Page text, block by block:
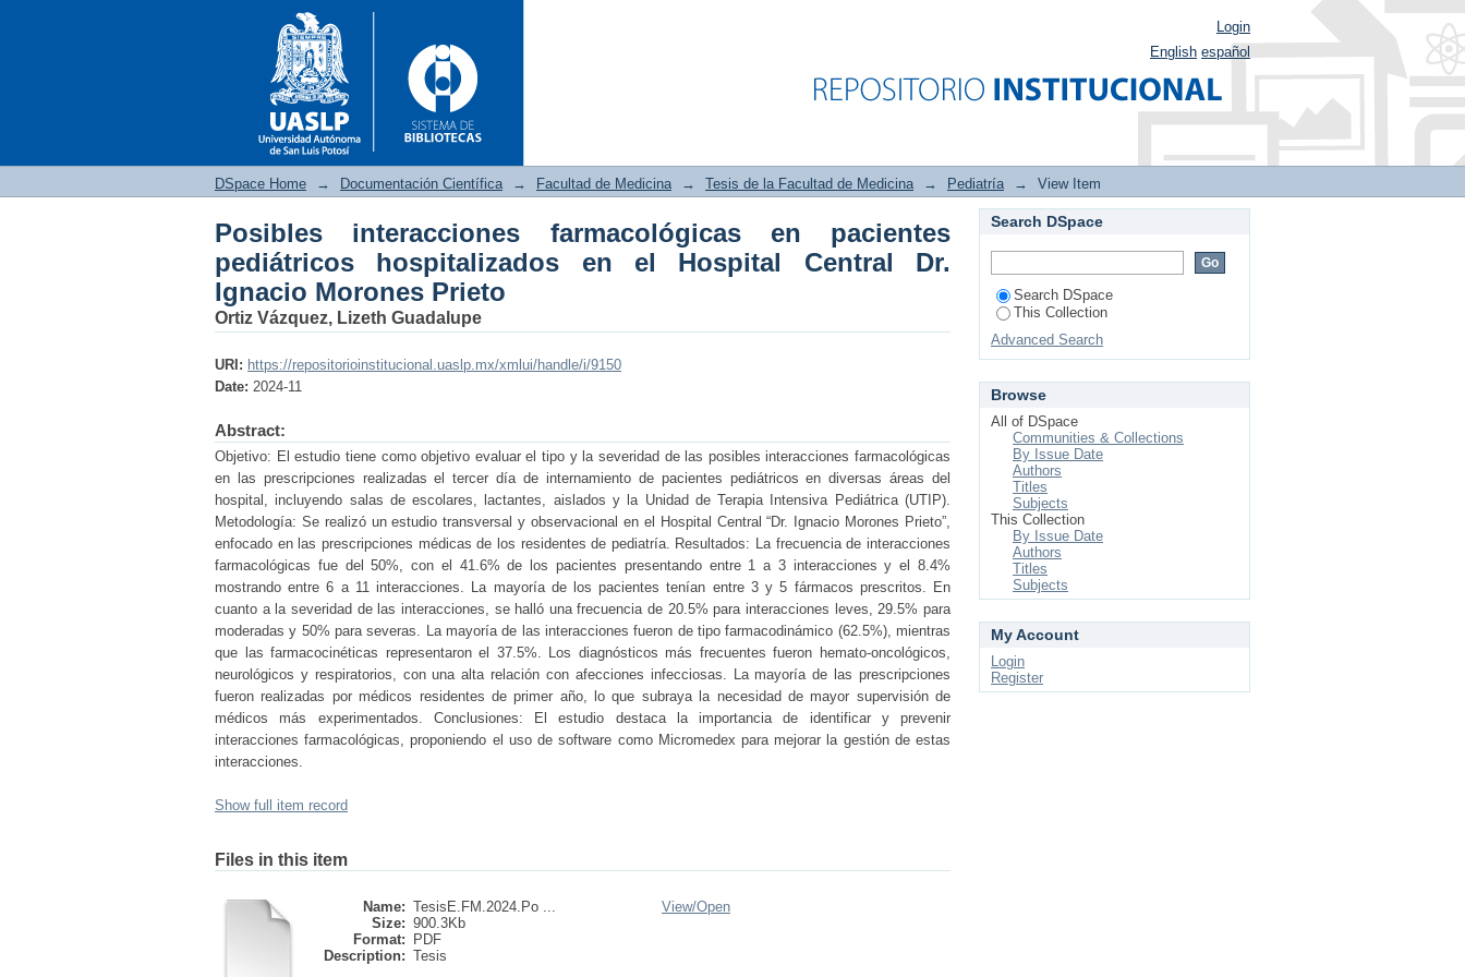
Posibles interacciones farmacológicas en pacientes pediátricos hospitalizados en
el Hospital Central Dr. Ignacio Morones Prieto
Login
English español
DSpace Home → Documentación Científica → Facultad de Medicina → Tesis de la Facultad de Medicina → Pediatría → View Item
Posibles interacciones farmacológicas en pacientes
pediátricos hospitalizados en el Hospital Central Dr.
Ignacio Morones Prieto
Ortiz Vázquez, Lizeth Guadalupe
URI: https://repositorioinstitucional.uaslp.mx/xmlui/handle/i/9150
Date: 2024-11
Abstract:
Objetivo: El estudio tiene como objetivo evaluar el tipo y la severidad de las posibles interacciones farmacológicas
en las prescripciones realizadas el tercer día de internamiento de pacientes pediátricos en diversas áreas del
hospital, incluyendo salas de escolares, lactantes, aislados y la Unidad de Terapia Intensiva Pediátrica (UTIP).
Metodología: Se realizó un estudio transversal y observacional en el Hospital Central “Dr. Ignacio Morones Prieto”,
enfocado en las prescripciones médicas de los residentes de pediatría. Resultados: La frecuencia de interacciones
farmacológicas fue del 50%, con el 41.6% de los pacientes presentando entre 1 a 3 interacciones y el 8.4%
mostrando entre 6 a 11 interacciones. La mayoría de los pacientes tenían entre 3 y 5 fármacos prescritos. En
cuanto a la severidad de las interacciones, se halló una frecuencia de 20.5% para interacciones leves, 29.5% para
moderadas y 50% para severas. La mayoría de las interacciones fueron de tipo farmacodinámico (62.5%), mientras
que las farmacocinéticas representaron el 37.5%. Los diagnósticos más frecuentes fueron hemato-oncológicos,
neurológicos y respiratorios, con una alta relación con afecciones infecciosas. La mayoría de las prescripciones
fueron realizadas por médicos residentes de primer año, lo que subraya la necesidad de mayor supervisión de
médicos más experimentados. Conclusiones: El estudio destaca la importancia de identificar y prevenir
interacciones farmacológicas, proponiendo el uso de software como Micromedex para mejorar la gestión de estas
interacciones.
Show full item record
Files in this item
Name: TesisE.FM.2024.Po ...
Size: 900.3Kb
Format:
PDF
Description: Tesis
View/Open
Search DSpace
Search DSpace
This Collection
Advanced Search
Browse
All of DSpace
Communities & Collections
By Issue Date
Authors
Titles
Subjects
This Collection
By Issue Date
Authors
Titles
Subjects
My Account
Login
Register